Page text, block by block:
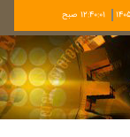
12:40:02 صبح